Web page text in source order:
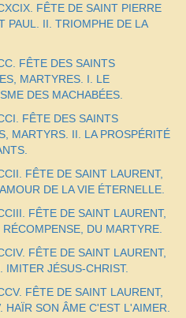
FÊTE DE SAINT PIERRE
PAUL. II. TRIOMPHE DE LA
FÊTE DES SAINTS
MARTYRES. I. LE
DES MACHABÉES.
FÊTE DES SAINTS
MARTYRS. II. LA PROSPÉRITÉ
FÊTE DE SAINT LAURENT,
DE LA VIE ÉTERNELLE.
FÊTE DE SAINT LAURENT,
DU MARTYRE.
FÊTE DE SAINT LAURENT,
IMITER JÉSUS-CHRIST.
FÊTE DE SAINT LAURENT,
HAÏR SON ÂME C'EST L'AIMER.